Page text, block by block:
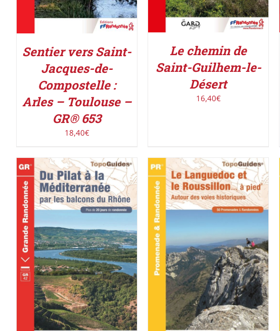
Sentier vers Saint-
Jacques-de-
Compostelle :
Arles – Toulouse –
GR® 653
18,40€
Le chemin de
Saint-Guilhem-le-
Désert
16,40€
ACHETER LE PRODUIT
/
DÉTAILS
ACHETER LE PRODUIT
/
DÉTAILS